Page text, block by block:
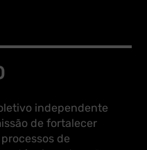
independente
de fortalecer
de